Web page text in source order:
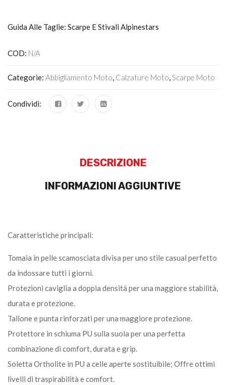
Guida Alle Taglie: Scarpe E Stivali Alpinestars
COD: N/A
Categorie: Abbigliamento Moto, Calzature Moto,Scarpe Moto
Condividi:
DESCRIZIONE
INFORMAZIONI AGGIUNTIVE
Caratteristiche principali:
Tomaia in pelle scamosciata divisa per uno stile casual perfetto
da indossare tutti i giorni.
Protezioni caviglia a doppia densità per una maggiore stabilità,
durata e protezione.
Tallone e punta rinforzati per una maggiore protezione.
Protettore in schiuma PU sulla suola per una perfetta
combinazione di comfort, durata e grip.
Soletta Ortholite in PU a celle aperte sostituibile; Offre ottimi
livelli di traspirabilità e comfort.